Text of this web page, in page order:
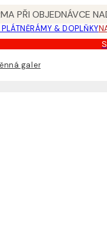
PŘI OBJEDNÁVCE
RÁMY & DOPLŇKY
galerie